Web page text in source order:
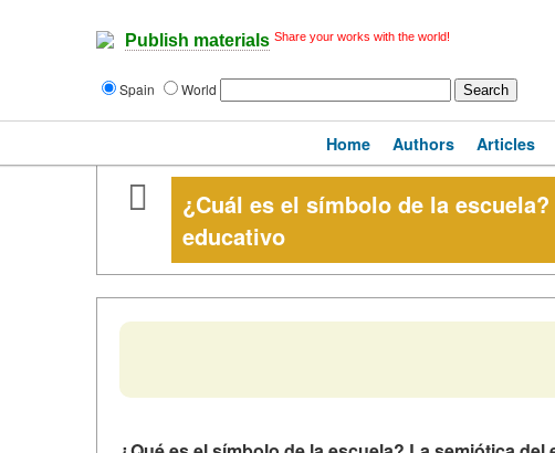
Publish materials Share your works with the world!
Spain World
Home Authors Articles
¿Cuál es el símbolo de la
educativo